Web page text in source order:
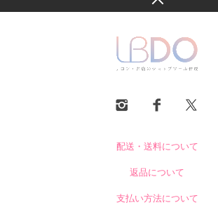
配送・送料について
返品について
支払い方法について